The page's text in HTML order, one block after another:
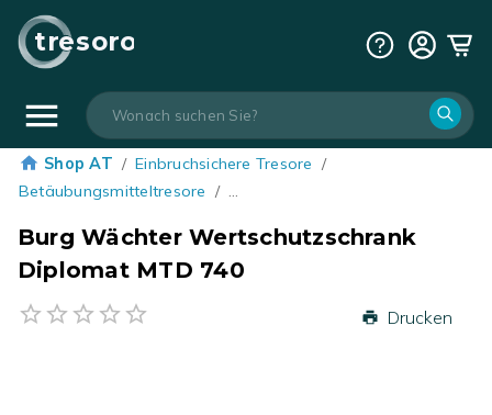
tresoro
Shop AT / Einbruchsichere Tresore /
Betäubungsmitteltresore / …
Burg Wächter Wertschutzschrank
Diplomat MTD 740
Drucken